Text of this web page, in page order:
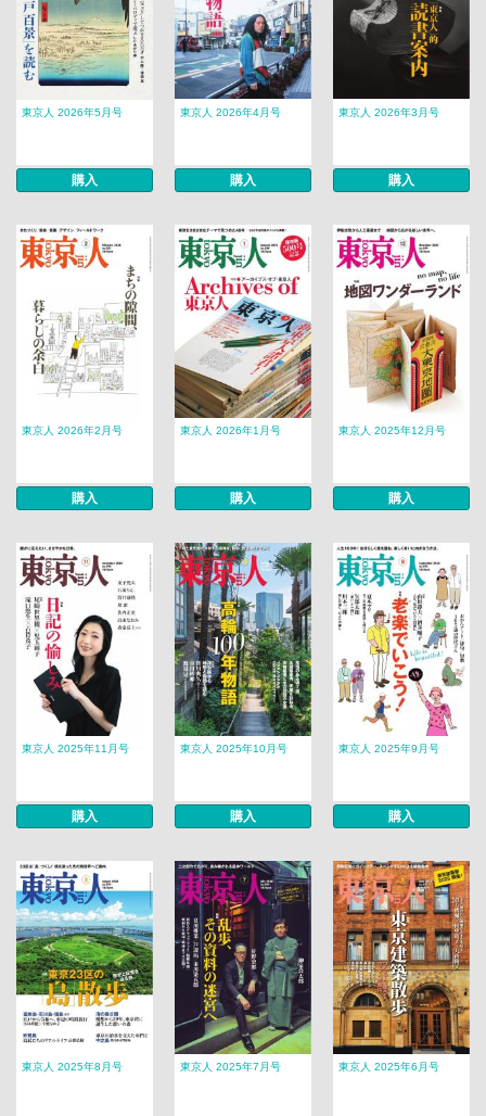
東京人 2026年5月号
購入
東京人 2026年4月号
購入
東京人 2026年3月号
購入
東京人 2026年2月号
購入
東京人 2026年1月号
購入
東京人 2025年12月号
購入
東京人 2025年11月号
購入
東京人 2025年10月号
購入
東京人 2025年9月号
購入
東京人 2025年8月号 東京人 2025年7月号 東京人 2025年6月号